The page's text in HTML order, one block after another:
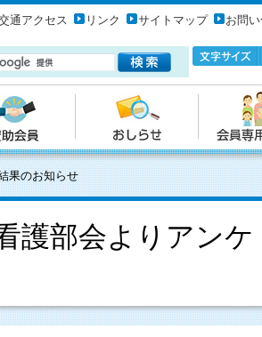
通アクセス リンク サイトマップ お問
果のお知らせ
護部会よりアンケ